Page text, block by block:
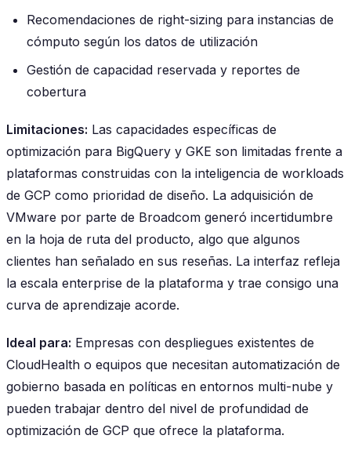
Recomendaciones de right-sizing para instancias de
cómputo según los datos de utilización
Gestión de capacidad reservada y reportes de
cobertura
Limitaciones: Las capacidades específicas de
optimización para BigQuery y GKE son limitadas frente a
plataformas construidas con la inteligencia de workloads
de GCP como prioridad de diseño. La adquisición de
VMware por parte de Broadcom generó incertidumbre
en la hoja de ruta del producto, algo que algunos
clientes han señalado en sus reseñas. La interfaz refleja
la escala enterprise de la plataforma y trae consigo una
curva de aprendizaje acorde.
Ideal para: Empresas con despliegues existentes de
CloudHealth o equipos que necesitan automatización de
gobierno basada en políticas en entornos multi-nube y
pueden trabajar dentro del nivel de profundidad de
optimización de GCP que ofrece la plataforma.